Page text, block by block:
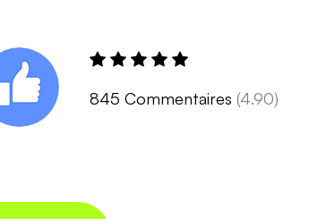
845 Commentaires (4.90)